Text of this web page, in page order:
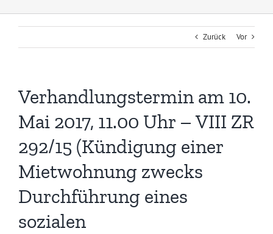
Zurück Vor
Verhandlungstermin am 10.
Mai 2017, 11.00 Uhr – VIII ZR
292/15 (Kündigung einer
Mietwohnung zwecks
Durchführung eines
sozialen